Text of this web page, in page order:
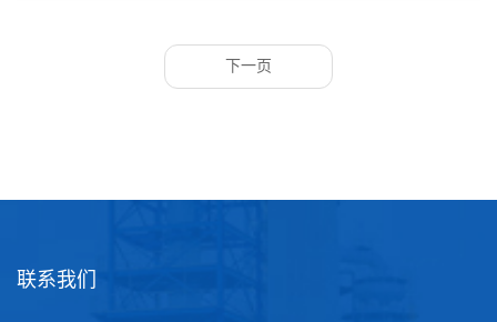
下一页
联系我们